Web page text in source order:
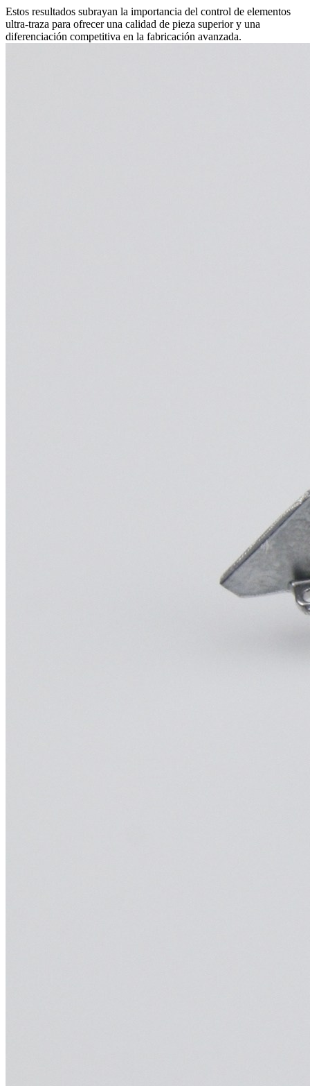
Estos resultados subrayan la importancia del control de elementos
ultra-traza para ofrecer una calidad de pieza superior y una
diferenciación competitiva en la fabricación avanzada.